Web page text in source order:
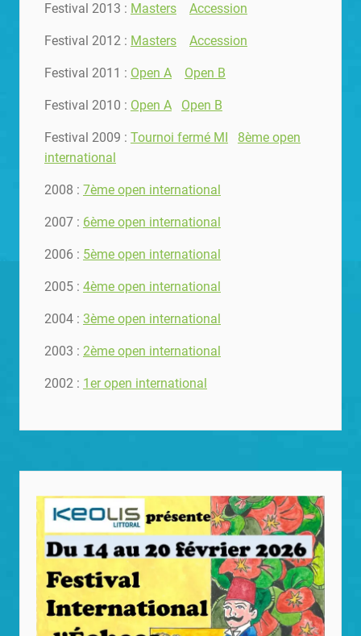
Festival 2013 : Masters Accession
Festival 2012 : Masters Accession
Festival 2011 : Open A Open B
Festival 2010 : Open A Open B
Festival 2009 : Tournoi fermé MI
8ème open
international
2008 : 7ème open international
2007 : 6ème open international
2006 : 5ème open international
2005 : 4ème open international
2004 : 3ème open international
2003 : 2ème open international
2002 : 1er open international